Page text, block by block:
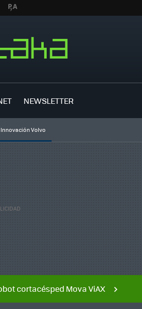
NEWSLETTER
Innovación Volvo
cortacésped Mova ViAX